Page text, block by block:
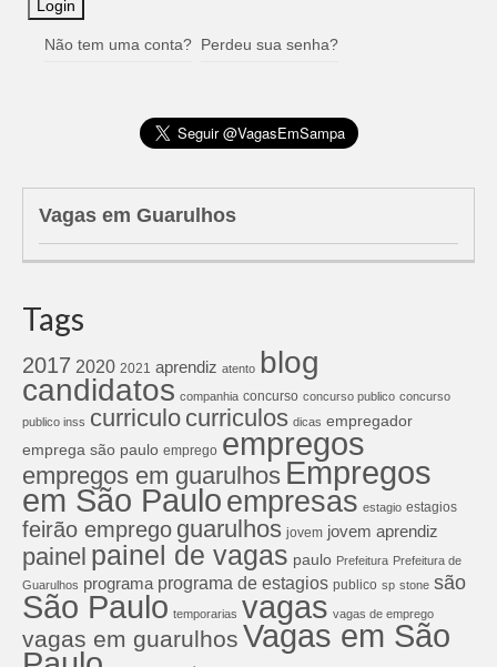
Não tem uma conta? Perdeu sua senha?
Vagas em Guarulhos
Tags
2017 2020 2021 aprendiz atento blog
candidatos companhia concurso concurso publico concurso
publico inss curriculo curriculos dicas empregador
emprega são paulo emprego empregos
empregos em guarulhos Empregos
em São Pauloempresas estagio estagios
feirão emprego guarulhos jovem jovem aprendiz
painel painel de vagas paulo Prefeitura Prefeitura de
Guarulhos programa programa de estagios publico sp stone são
São Paulo temporarias vagas vagas de emprego
vagas em guarulhos Vagas em São